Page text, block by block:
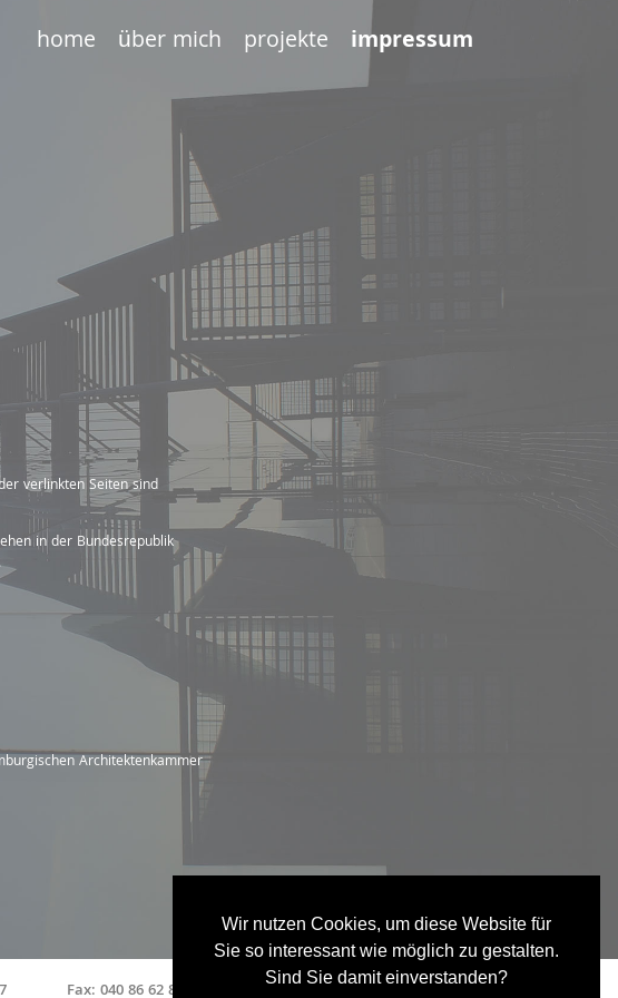
Wir nutzen Cookies, um diese Website für
Sie so interessant wie möglich zu gestalten.
Sind Sie damit einverstanden?
home über mich projekte impressum
verlinkten Seiten sind
in der Bundesrepublik
Architektenkammer
Fax: 040 86 62 83 04 info@stefaniekrall.de